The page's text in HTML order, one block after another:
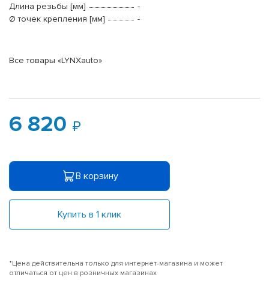
Длина резьбы [мм]
-
Ø точек крепления [мм]
-
Все товары «LYNXauto»
6 820
В корзину
Купить в 1 клик
*Цена действительна только для интернет-магазина и может
отличаться от цен в розничных магазинах